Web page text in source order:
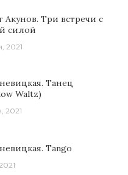
Акунов. Три встречи с
силой
2021
Танец
Waltz)
2021
Tango